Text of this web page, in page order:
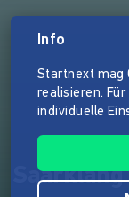
Info
Startnext mag
realisieren.
individuelle